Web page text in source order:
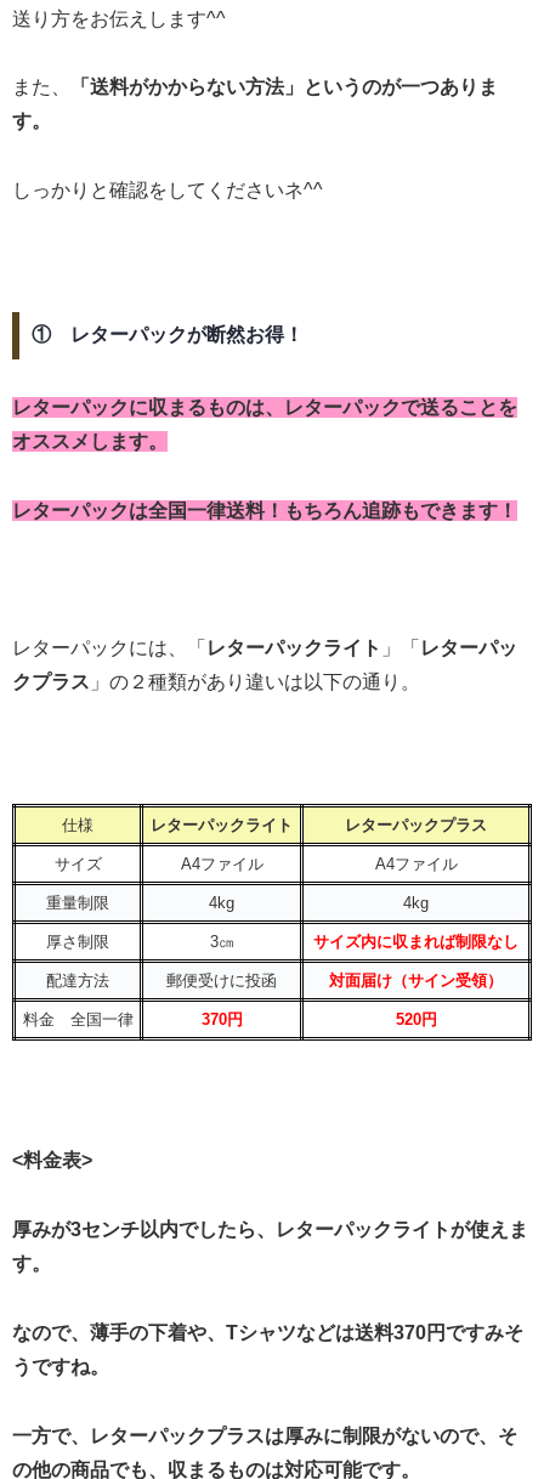
送り方をお伝えします^^
また、
「送料がかからない方法」というのが一つありま
す。
しっかりと確認をしてくださいネ^^
① レターパックが断然お得！
レターパックに収まるものは、レターパックで送ることを
オススメします。
レターパックは全国一律送料！もちろん追跡もできます！
レターパックには、「 レターパックライト 」「 レターパッ
クプラス 」の２種類があり違いは以下の通り。
仕様 レターパックライト レターパックプラス
サイズ A4ファイル A4ファイル
重量制限 4kg 4kg
厚さ制限 3㎝ サイズ内に収まれば制限なし
配達方法 郵便受けに投函 対面届け（サイン受領）
料金 全国一律 370円 520円
<料金表>
厚みが3センチ以内でしたら、レターパックライトが使えま
す。
なので、薄手の下着や、Tシャツなどは送料370円ですみそ
うですね。
一方で、レターパックプラスは厚みに制限がないので、そ
の他の商品でも、収まるものは対応可能です。